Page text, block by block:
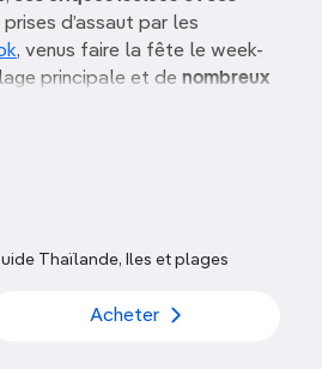
d’assaut par les
, venus faire la fête le week-
principale et de nombreux
en voyage organisé. Des
plus isolé et tranquille.
proche de Bangkok, Koh
luxuriantes’étendant
peu élevées des hôtels. La
Thaïlande, Iles et plages
Acheter